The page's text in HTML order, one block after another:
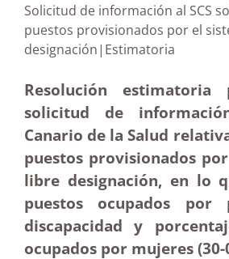
Solicitud de información al SCS
puestos provisionados por el
Resolución estimatoria
solicitud de
Canario de la Salud
puestos provisionados
libre designación, en lo
puestos ocupados por
discapacidad y
ocupados por mujeres (30-